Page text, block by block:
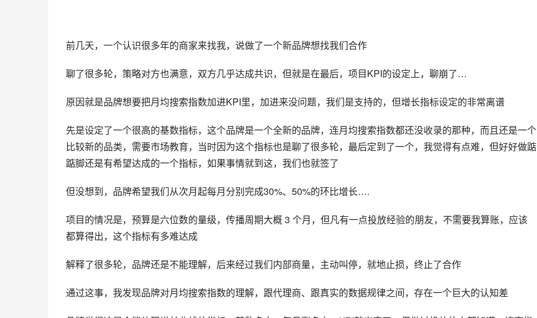
前几天，一个认识很多年的商家来找我，说做了一个新品牌想找我们合作
聊了很多轮，策略对方也满意，双方几乎达成共识，但就是在最后，项目KPI的设定上，聊崩了…
原因就是品牌想要把月均搜索指数加进KPI里，加进来没问题，我们是支持的，但增长指标设定的非常离谱
先是设定了一个很高的基数指标，这个品牌是一个全新的品牌，连月均搜索指数都还没收录的那种，而且还是一个
比较新的品类，需要市场教育，当时因为这个指标也是聊了很多轮，最后定到了一个，我觉得有点难，但好好做踮
踮脚还是有希望达成的一个指标，如果事情就到这，我们也就签了
但没想到，品牌希望我们从次月起每月分别完成30%、50%的环比增长….
项目的情况是，预算是六位数的量级，传播周期大概 3 个月，但凡有一点投放经验的朋友，不需要我算账，应该
都算得出，这个指标有多难达成
解释了很多轮，品牌还是不能理解，后来经过我们内部商量，主动叫停，就地止损，终止了合作
通过这事，我发现品牌对月均搜索指数的理解，跟代理商、跟真实的数据规律之间，存在一个巨大的认知差